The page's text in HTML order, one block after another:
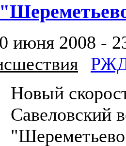
июня 2008 -
Новый
Савеловский